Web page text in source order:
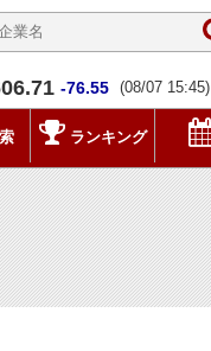
-76.55 (08/07 15:45)
ランキング